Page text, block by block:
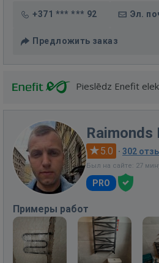
+371 *** *** 92 Эл.
Предложить заказ
Pieslēdz Enefit
Raimonds
5.0 · 302
Был на сайте: 27
PRO
Примеры работ